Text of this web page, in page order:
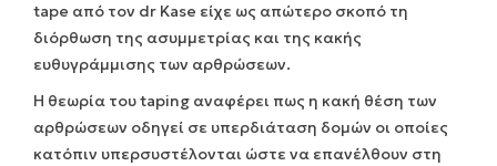
tape από τον dr Kase είχε ως απώτερο σκοπό τη
διόρθωση της ασυμμετρίας και της κακής
ευθυγράμμισης των αρθρώσεων.
Η θεωρία του taping αναφέρει πως η κακή θέση των
αρθρώσεων οδηγεί σε υπερδιάταση δομών οι οποίες
κατόπιν υπερσυστέλονται ώστε να επανέλθουν στη